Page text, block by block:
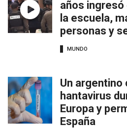
años ingresó
la escuela,
personas y
MUNDO
Un argentino
hantavirus
Europa y
España